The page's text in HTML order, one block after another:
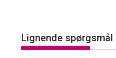
Lignende spørgsmål